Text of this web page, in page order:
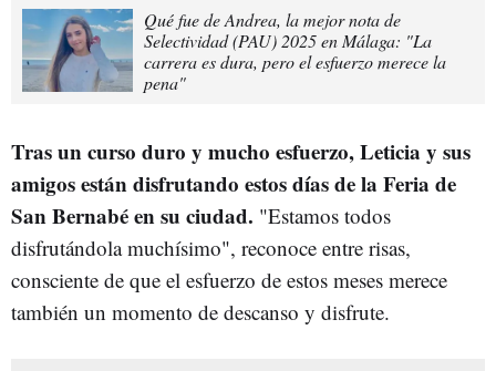
Qué fue de Andrea, la mejor nota de
Selectividad (PAU) 2025 en Málaga: "La
carrera es dura, pero el esfuerzo merece la
pena"
Tras un curso duro y mucho esfuerzo, Leticia y sus
amigos están disfrutando estos días de la Feria de
San Bernabé en su ciudad. "Estamos todos
disfrutándola muchísimo", reconoce entre risas,
consciente de que el esfuerzo de estos meses merece
también un momento de descanso y disfrute.